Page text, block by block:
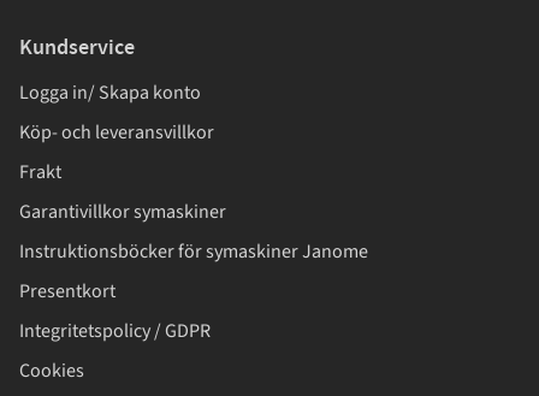
Kundservice
Logga in/ Skapa konto
Köp- och leveransvillkor
Frakt
Garantivillkor symaskiner
Instruktionsböcker för symaskiner Janome
Presentkort
Integritetspolicy / GDPR
Cookies